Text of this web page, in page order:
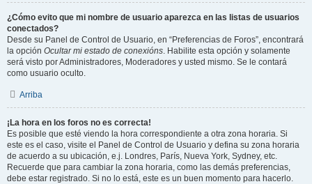
¿Cómo evito que mi nombre de usuario aparezca en las listas de usuarios
conectados?
Desde su Panel de Control de Usuario, en “Preferencias de Foros”, encontrará
la opción Ocultar mi estado de conexións. Habilite esta opción y solamente
será visto por Administradores, Moderadores y usted mismo. Se le contará
como usuario oculto.
Arriba
¡La hora en los foros no es correcta!
Es posible que esté viendo la hora correspondiente a otra zona horaria. Si
este es el caso, visite el Panel de Control de Usuario y defina su zona horaria
de acuerdo a su ubicación, e.j. Londres, París, Nueva York, Sydney, etc.
Recuerde que para cambiar la zona horaria, como las demás preferencias,
debe estar registrado. Si no lo está, este es un buen momento para hacerlo.